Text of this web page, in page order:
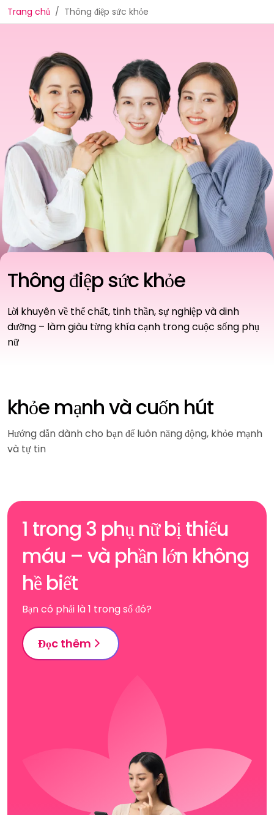
Trang chủ Thông điệp sức khỏe
Thông điệp sức khỏe
Lời khuyên về thể chất, tinh thần, sự nghiệp và dinh
dưỡng – làm giàu từng khía cạnh trong cuộc sống phụ
nữ
khỏe mạnh và cuốn hút
Hướng dẫn dành cho bạn để luôn năng động, khỏe mạnh
và tự tin
1 trong 3 phụ nữ bị thiếu
máu – và phần lớn không
hề biết
Bạn có phải là 1 trong số đó?
Đọc thêm